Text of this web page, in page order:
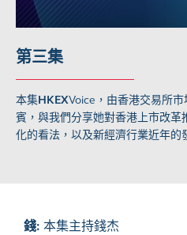
第三集
本集HKEXVoice，由香港交易所
賓，與我們分享她對香港上市改
化的看法，以及新經濟行業近年的
錢: 本集主持錢杰